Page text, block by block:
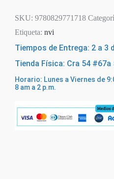
SKU: 9780829771718
Etiqueta: nvi
Tiempos de Entrega: 2 a 3
Tienda Física: Cra 54
Horario: Lunes a Viernes de
8 am a 2 p.m.